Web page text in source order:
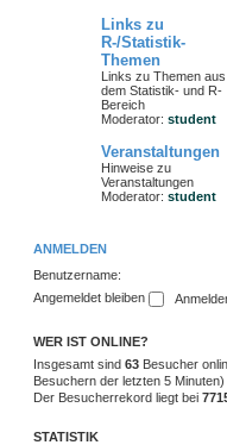
Links zu
R-/Statistik-
Themen
Links zu Themen aus
dem Statistik- und R-
Bereich
Moderator: student
Veranstaltungen
Hinweise zu
Veranstaltungen
Moderator: student
ANMELDEN
Benutzername:
Angemeldet bleiben
WER IST ONLINE?
Insgesamt sind 63 Besucher
Besuchern der letzten 5 Minuten)
Der Besucherrekord liegt bei
STATISTIK